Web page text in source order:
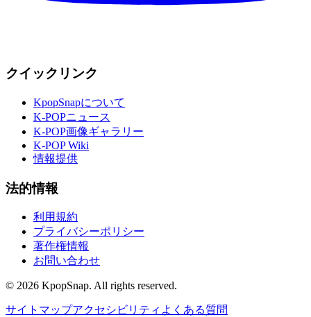
クイックリンク
KpopSnapについて
K-POPニュース
K-POP画像ギャラリー
K-POP Wiki
情報提供
法的情報
利用規約
プライバシーポリシー
著作権情報
お問い合わせ
© 2026 KpopSnap. All rights reserved.
サイトマップアクセシビリティ よくある質問